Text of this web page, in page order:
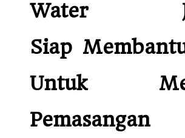
Water
Siap
Untuk
Pemasangan